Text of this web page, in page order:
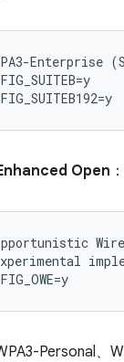
Enterprise
Open
Personal、